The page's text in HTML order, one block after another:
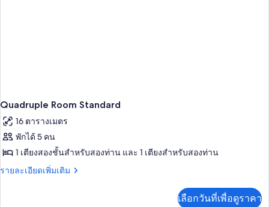
Quadruple Room Standard
16 ตารางเมตร
พักได้ 5 คน
1 เตียงสองชั้นสำหรับสองท่าน และ 1 เตียงสำหรับสองท่าน
รายละเอียดเพิ่มเติม
ราย
เลือกวันที่เพื่อดูราคา